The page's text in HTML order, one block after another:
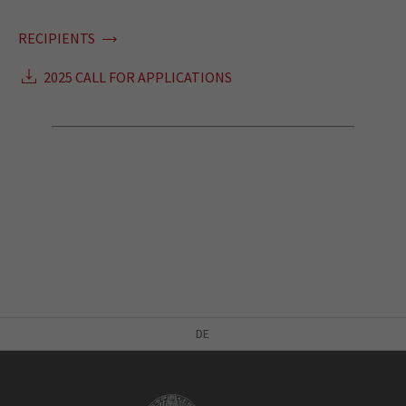
RECIPIENTS
2025 CALL FOR APPLICATIONS
DE